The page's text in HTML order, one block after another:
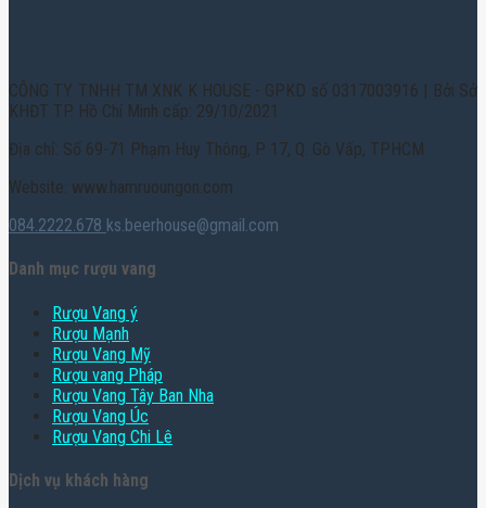
CÔNG TY TNHH TM XNK K HOUSE - GPKD số 0317003916 | Bởi Sở
KHĐT TP. Hồ Chí Minh cấp: 29/10/2021
Địa chỉ: Số 69-71 Phạm Huy Thông, P. 17, Q. Gò Vấp, TPHCM
Website: www.hamruoungon.com
084.2222.678 ks.beerhouse@gmail.com
Danh mục rượu vang
Rượu Vang ý
Rượu Mạnh
Rượu Vang Mỹ
Rượu vang Pháp
Rượu Vang Tây Ban Nha
Rượu Vang Úc
Rượu Vang Chi Lê
Dịch vụ khách hàng